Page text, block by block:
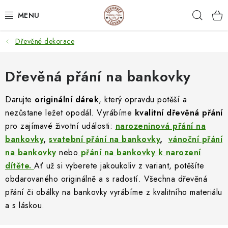
na
NEJPRODÁVANĚJŠÍ
SVATEBNÍ DARY/ DEKORACE 💍
DÁRKOVÉ BOXY A KRABIČKY
DÁRKY K NAROZENINÁM
PERSONALIZOVANÉ DÁRKY ✨
DÁRKY
DŘEVĚNÉ DEKORACE
Dřevěné dekorace
Dřevěná přání na bankovky
Darujte originální dárek, který opravdu potěší a
nezůstane ležet opodál. Vyrábíme kvalitní dřevěná přání
pro zajímavé životní události: narozeninová přání na
bankovky, svatební přání na bankovky, vánoční přání
na bankovky nebo přání na bankovky k narození
dítěte. Ať už si vyberete jakoukoliv z variant, potěšíte
obdarovaného originálně a s radostí. Všechna dřevěná
přání či obálky na bankovky vyrábíme z kvalitního materiálu
a s láskou.